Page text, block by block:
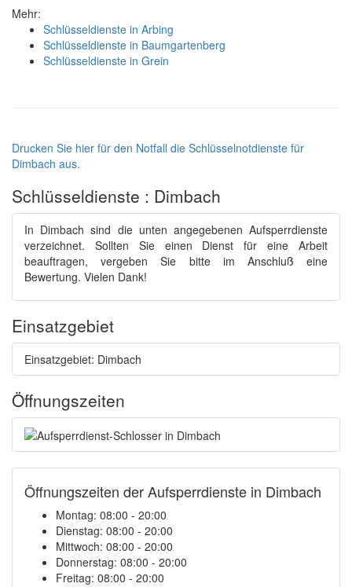
Mehr:
Schlüsseldienste in Arbing
Schlüsseldienste in Baumgartenberg
Schlüsseldienste in Grein
Drucken Sie hier für den Notfall die Schlüsselnotdienste für
Dimbach aus.
Schlüsseldienste : Dimbach
In Dimbach sind die unten angegebenen Aufsperrdienste
verzeichnet. Sollten Sie einen Dienst für eine Arbeit
beauftragen, vergeben Sie bitte im Anschluß eine
Bewertung. Vielen Dank!
Einsatzgebiet
Einsatzgebiet: Dimbach
Öffnungszeiten
Öffnungszeiten der Aufsperrdienste in Dimbach
Montag: 08:00 - 20:00
Dienstag: 08:00 - 20:00
Mittwoch: 08:00 - 20:00
Donnerstag: 08:00 - 20:00
Freitag: 08:00 - 20:00